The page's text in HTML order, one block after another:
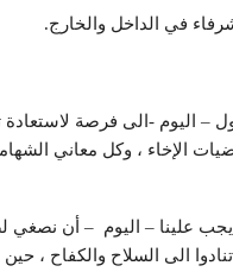
في الداخل والخارج.
– اليوم -الى فرصة
الإخاء ، وكل معاني
علينا – اليوم – أن نصغي
الى السلاح والكفاح ،